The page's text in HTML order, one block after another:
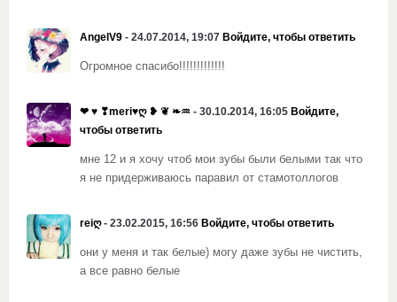
AngelV9 - 24.07.2014, 19:07 Войдите, чтобы ответить
Огромное спасибо!!!!!!!!!!!!!
❤ ♥ ❣meri♥ღ ❥ ❦ ❧♒ - 30.10.2014, 16:05 Войдите,
чтобы ответить
мне 12 и я хочу чтоб мои зубы были белыми так что
я не придерживаюсь паравил от стамотоллогов
reiღ- 23.02.2015, 16:56 Войдите, чтобы ответить
они у меня и так белые) могу даже зубы не чистить,
а все равно белые